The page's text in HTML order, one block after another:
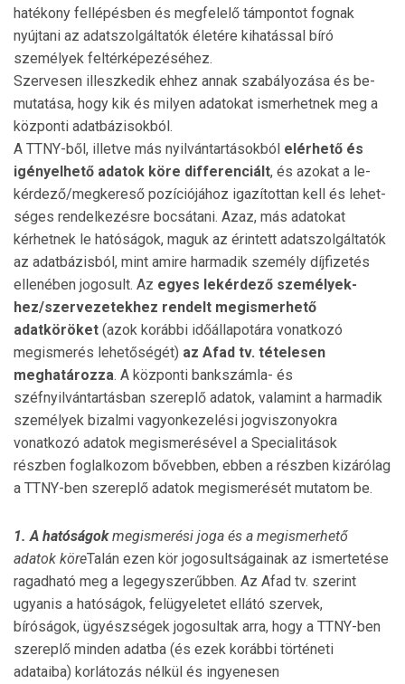
hatékony fellépésben és megfelelő támpontot fognak
nyújtani az adatszolgáltatók életére kihatással bíró
személyek feltérképezéséhez.
Szervesen illeszkedik ehhez annak szabályozása és be­
mu­tatása, hogy kik és milyen adatokat ismerhetnek meg a
központi adatbázisokból.
A TTNY-ből, illetve más nyilvántartásokból elérhető és
igényelhető adatok köre differenciált, és azokat a le­
kérdező/megkereső pozíciójához igazítottan kell és lehet­
sé­ges rendelkezésre bocsátani. Azaz, más adatokat
kérhet­nek le hatóságok, maguk az érintett adatszolgáltatók
az adat­bázisból, mint amire harmadik személy díjfizetés
ellenében jogosult. Az egyes lekérdező személyek­
hez/szer­vezetekhez rendelt megismerhető
adatköröket (azok korábbi időállapotára vonatkozó
megismerés lehe­tőségét) az Afad tv. tételesen
meghatározza. A köz­pon­ti bankszámla- és
széfnyilvántartásban szereplő adatok, valamint a harmadik
személyek bizalmi vagyonke­ze­lési jog­viszonyokra
vonatkozó adatok megismerésével a Spe­cialitások
részben foglalkozom bővebben, ebben a rész­ben kizárólag
a TTNY-ben szereplő adatok megismerését mu­tatom be.
1. A hatóságokmegismerési joga és a megismerhető
adatok köreTalán ezen kör jogosultságainak az ismertetése
ragadható meg a legegyszerűbben. Az Afad tv. szerint
ugyanis a hatóságok, felügyeletet ellátó szervek,
bíróságok, ügyészségek jogosultak arra, hogy a TTNY-ben
szereplő minden adatba (és ezek korábbi történeti
adataiba) korlátozás nélkül és ingyenesen